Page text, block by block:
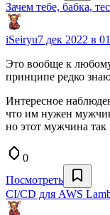
Зачем тебе, бабка,
iSeiryu7 дек 2022 в
Это вообще к
принципе редко
Интересное
что им нужен
но этот мужчина так
0
Посмотреть
CI/CD для AWS